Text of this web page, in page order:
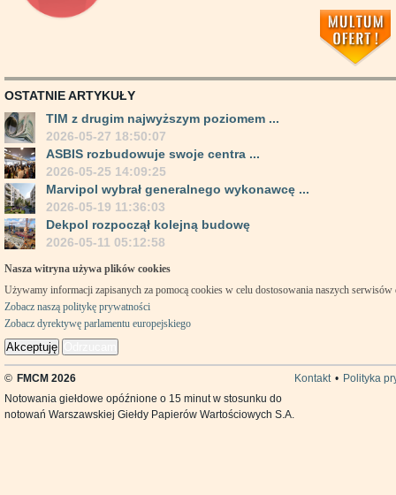
OSTATNIE ARTYKUŁY
TIM z drugim najwyższym poziomem ...
2026-05-27 18:50:07
ASBIS rozbudowuje swoje centra ...
2026-05-25 14:09:25
Marvipol wybrał generalnego wykonawcę ...
2026-05-19 11:36:03
Dekpol rozpoczął kolejną budowę
2026-05-11 05:12:58
Nasza witryna używa plików cookies
Używamy informacji zapisanych za pomocą cookies w celu dostosowania naszych
Zobacz naszą politykę prywatności
Zobacz dyrektywę parlamentu europejskiego
Akceptuję
© FMCM 2026 Kontakt • Polityka
Notowania giełdowe opóźnione o 15 minut w stosunku do
notowań Warszawskiej Giełdy Papierów Wartościowych S.A.